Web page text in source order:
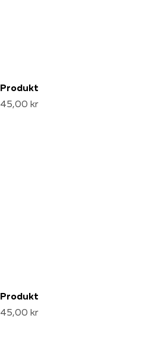
Produkt
45,00 kr
Produkt
45,00 kr